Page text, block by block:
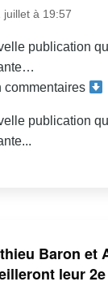
juillet à 19:57
publication
commentaires
publication
Baron et
leur